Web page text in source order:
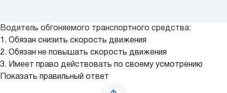
Водитель обгоняемого транспортного средства:
1. Обязан снизить скорость движения
2. Обязан не повышать скорость движения
3. Имеет право действовать по своему усмотрению
Показать правильный ответ